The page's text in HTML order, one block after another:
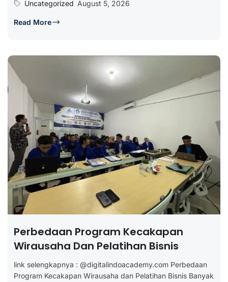
Uncategorized August 5, 2026
Read More
Perbedaan Program Kecakapan
Wirausaha Dan Pelatihan Bisnis
link selengkapnya : @digitalindoacademy.com Perbedaan
Program Kecakapan Wirausaha dan Pelatihan Bisnis Banyak